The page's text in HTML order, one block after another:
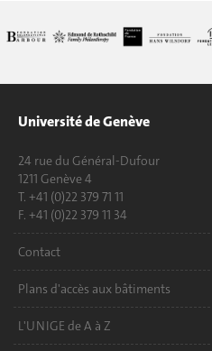
Université de Genève
24 rue du Général-Dufour
1211 Genève 4
T. +41 (0)22 379 71 11
F. +41 (0)22 379 11 34
Contact
Plans d'accès aux bâtiments
L'UNIGE de A à Z